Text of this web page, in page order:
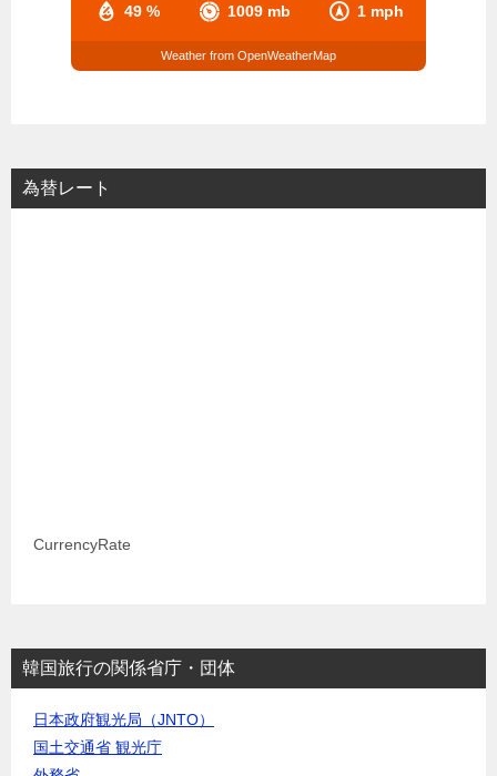
49 % 1009 mb 1 mph
Weather from OpenWeatherMap
為替レート
CurrencyRate
韓国旅行の関係省庁・団体
日本政府観光局（JNTO）
国土交通省 観光庁